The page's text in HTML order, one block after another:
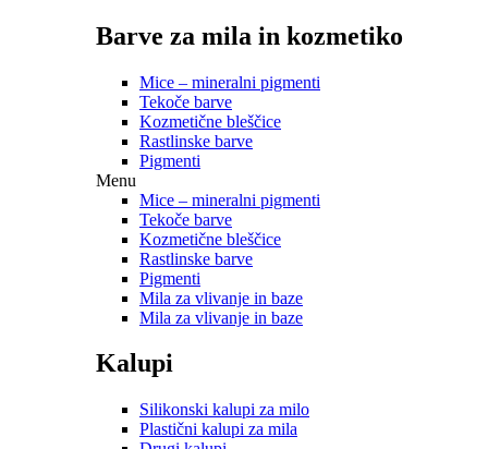
Barve za mila in kozmetiko
Mice – mineralni pigmenti
Tekoče barve
Kozmetične bleščice
Rastlinske barve
Pigmenti
Menu
Mice – mineralni pigmenti
Tekoče barve
Kozmetične bleščice
Rastlinske barve
Pigmenti
Mila za vlivanje in baze
Mila za vlivanje in baze
Kalupi
Silikonski kalupi za milo
Plastični kalupi za mila